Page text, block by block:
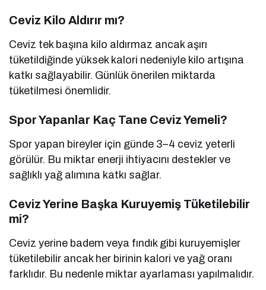
Ceviz Kilo Aldırır mı?
Ceviz tek başına kilo aldırmaz ancak aşırı
tüketildiğinde yüksek kalori nedeniyle kilo artışına
katkı sağlayabilir. Günlük önerilen miktarda
tüketilmesi önemlidir.
Spor Yapanlar Kaç Tane Ceviz Yemeli?
Spor yapan bireyler için günde 3–4 ceviz yeterli
görülür. Bu miktar enerji ihtiyacını destekler ve
sağlıklı yağ alımına katkı sağlar.
Ceviz Yerine Başka Kuruyemiş Tüketilebilir
mi?
Ceviz yerine badem veya fındık gibi kuruyemişler
tüketilebilir ancak her birinin kalori ve yağ oranı
farklıdır. Bu nedenle miktar ayarlaması yapılmalıdır.